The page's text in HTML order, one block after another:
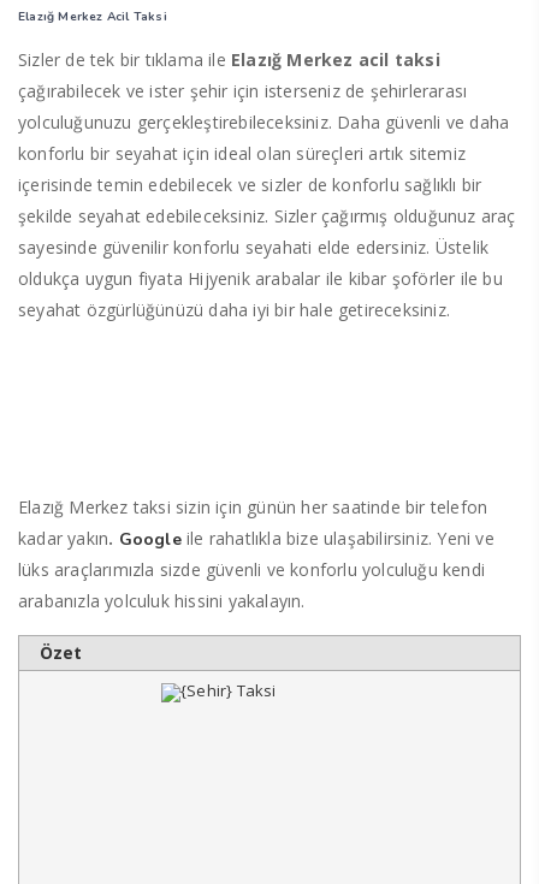
Elazığ Merkez Acil Taksi
Sizler de tek bir tıklama ile Elazığ Merkez acil taksi
çağırabilecek ve ister şehir için isterseniz de şehirlerarası
yolculuğunuzu gerçekleştirebileceksiniz. Daha güvenli ve daha
konforlu bir seyahat için ideal olan süreçleri artık sitemiz
içerisinde temin edebilecek ve sizler de konforlu sağlıklı bir
şekilde seyahat edebileceksiniz. Sizler çağırmış olduğunuz araç
sayesinde güvenilir konforlu seyahati elde edersiniz. Üstelik
oldukça uygun fiyata Hijyenik arabalar ile kibar şoförler ile bu
seyahat özgürlüğünüzü daha iyi bir hale getireceksiniz.
Elazığ Merkez taksi sizin için günün her saatinde bir telefon
kadar yakın. Google ile rahatlıkla bize ulaşabilirsiniz. Yeni ve
lüks araçlarımızla sizde güvenli ve konforlu yolculuğu kendi
arabanızla yolculuk hissini yakalayın.
Özet